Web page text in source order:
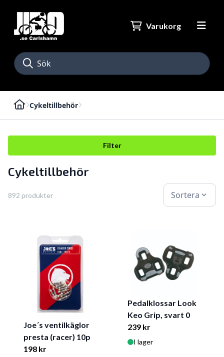
Varukorg
Cykeltillbehör
Filter
Cykeltillbehör
892 produkter Sortera expand_more
Joe´s ventilkäglor
presta (racer) 10p
198 kr
Pedalklossar Look
Keo Grip, svart 0
239 kr
I lager